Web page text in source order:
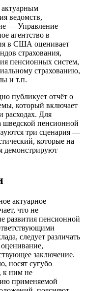
ведомств,
— Управление
агентство в
в США оценивает
страхования,
пенсионных систем,
страхованию,
и т.п.
публикует отчёт о
который включает
расходах. Для
шведской пенсионной
три сценария —
которые на
демонстрируют
актуарное
что не
развития пенсионной
следует различать
заключение.
носят сугубо
к ним не
применяемой